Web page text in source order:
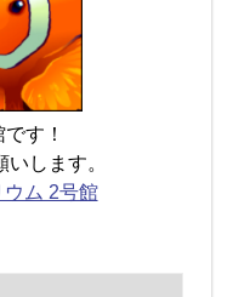
す！
します。
ム 2号館